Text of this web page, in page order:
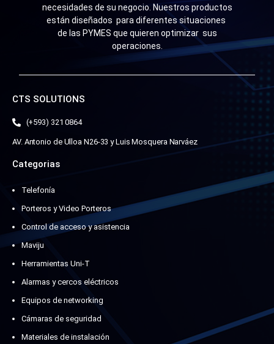
necesidades de su negocio. Nuestros productos
están diseñados para diferentes situaciones
de las PYMES que quieren optimizar sus
operaciones.
CTS SOLUTIONS
(+593) 321 0864
AV. Antonio de Ulloa N26-33 y Luis Mosquera Narváez
Categorias
Telefonía
Porteros y Video Porteros
Control de acceso y asistencia
Maviju
Herramientas Uni-T
Alarmas y cercos eléctricos
Equipos de networking
Cámaras de seguridad
Materiales de instalación